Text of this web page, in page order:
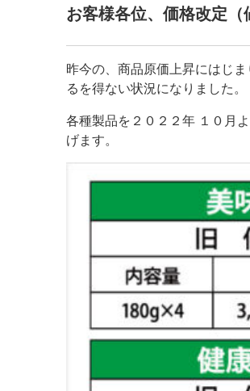
お客様各位、価格改定
昨今の、商品原価上昇にはじ
るを得ない状況になりました。
各種製品を２０２２年 １０月
げます。